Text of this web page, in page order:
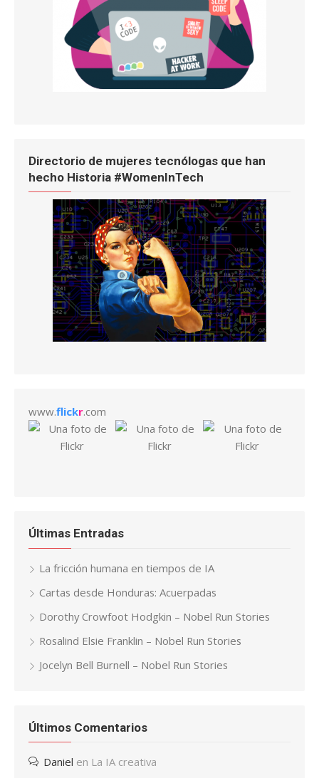
Directorio de mujeres tecnólogas que han
hecho Historia #WomenInTech
www.flickr.com
Últimas Entradas
La fricción humana en tiempos de IA
Cartas desde Honduras: Acuerpadas
Dorothy Crowfoot Hodgkin – Nobel Run Stories
Rosalind Elsie Franklin – Nobel Run Stories
Jocelyn Bell Burnell – Nobel Run Stories
Últimos Comentarios
Daniel en La IA creativa